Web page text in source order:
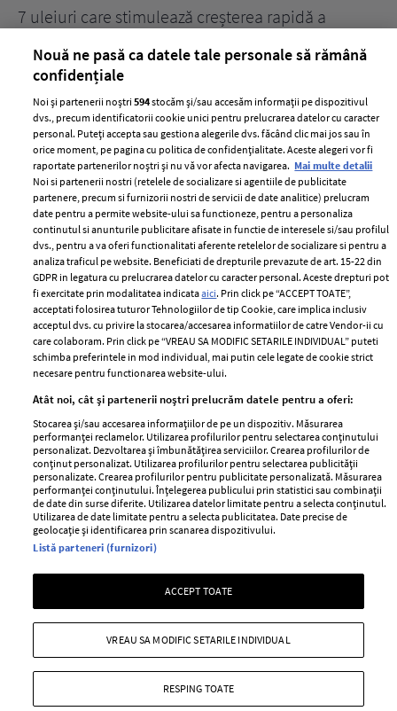
7 uleiuri care stimulează creșterea rapidă a
ELLE Style Awards
2024
Despre ELLE
Romania
Contact
Abonamente
Termeni si conditii
Politica de
confidențialitate
Politica de cookies
Publicitate
GSP
Unica
Baby
Retete
femei
Viva
Avantaje
Retete practice
Pariază responsabil! Decizia ONJN nr. 821/25.09.2025.
Jocurile de noroc sunt interzise minorilor.
Copyright © 2026 Ringier Romania SRL
Nouă ne pasă ca datele tale personale să rămână
confidențiale
Noi și partenerii noștri594stocăm și/sau accesăm informații pe dispozitivul
dvs., precum identificatorii cookie unici pentru prelucrarea datelor cu caracter
personal. Puteți accepta sau gestiona alegerile dvs. făcând clic mai jos sau în
orice moment, pe pagina cu politica de confidențialitate. Aceste alegeri vor fi
raportate partenerilor noștri și nu vă vor afecta navigarea. Mai multe detalii
Noi si partenerii nostri (retelele de socializare si agentiile de publicitate
partenere, precum si furnizorii nostri de servicii de date analitice) prelucram
date pentru a permite website-ului sa functioneze, pentru a personaliza
continutul si anunturile publicitare afisate in functie de interesele si/sau profilul
dvs., pentru a va oferi functionalitati aferente retelelor de socializare si pentru a
analiza traficul pe website. Beneficiati de drepturile prevazute de art. 15-22 din
GDPR in legatura cu prelucrarea datelor cu caracter personal. Aceste drepturi pot
fi exercitate prin modalitatea indicataaici. Prin click pe “ACCEPT TOATE”,
acceptati folosirea tuturor Tehnologiilor de tip Cookie, care implica inclusiv
acceptul dvs. cu privire la stocarea/accesarea informatiilor de catre Vendor-ii cu
care colaboram. Prin click pe “VREAU SA MODIFIC SETARILE INDIVIDUAL” puteti
schimba preferintele in mod individual, mai putin cele legate de cookie strict
necesare pentru functionarea website-ului.
Atât noi, cât și partenerii noștri prelucrăm datele pentru a oferi:
Stocarea și/sau accesarea informațiilor de pe un dispozitiv. Măsurarea
performanței reclamelor. Utilizarea profilurilor pentru selectarea conținutului
personalizat. Dezvoltarea și îmbunătățirea serviciilor. Crearea profilurilor de
conținut personalizat. Utilizarea profilurilor pentru selectarea publicității
personalizate. Crearea profilurilor pentru publicitate personalizată. Măsurarea
performanței conținutului. Înțelegerea publicului prin statistici sau combinații
de date din surse diferite. Utilizarea datelor limitate pentru a selecta conținutul.
Utilizarea de date limitate pentru a selecta publicitatea. Date precise de
geolocație și identificarea prin scanarea dispozitivului.
Listă parteneri (furnizori)
ACCEPT TOATE
RESPING TOATE
VREAU SA MODIFIC SETARILE INDIVIDUAL